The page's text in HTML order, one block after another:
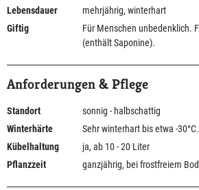
Lebensdauer
mehrjährig, winterhart
Giftig
Für Menschen unbedenklich.
(enthält Saponine).
Anforderungen & Pflege
Standort
sonnig - halbschattig
Winterhärte
Sehr winterhart bis etwa -30°C.
Kübelhaltung
ja, ab 10 - 20 Liter
Pflanzzeit
ganzjährig, bei frostfreiem